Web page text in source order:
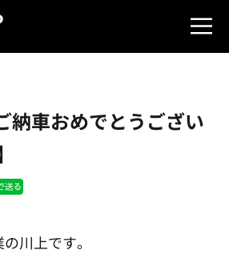
納車おめでとうござい
川上です。